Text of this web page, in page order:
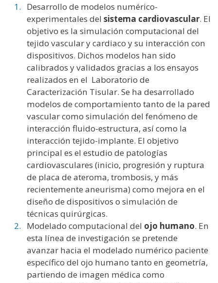
Desarrollo de modelos numérico-
experimentales del sistema cardiovascular. El
objetivo es la simulación computacional del
tejido vascular y cardiaco y su interacción con
dispositivos. Dichos modelos han sido
calibrados y validados gracias a los ensayos
realizados en el Laboratorio de
Caracterización Tisular. Se ha desarrollado
modelos de comportamiento tanto de la pared
vascular como simulación del fenómeno de
interacción fluido-estructura, así como la
interacción tejido-implante. El objetivo
principal es el estudio de patologías
cardiovasculares (inicio, progresión y ruptura
de placa de ateroma, trombosis, y más
recientemente aneurisma) como mejora en el
diseño de dispositivos o simulación de
técnicas quirúrgicas.
Modelado computacional del ojo humano. En
esta línea de investigación se pretende
avanzar hacia el modelado numérico paciente
específico del ojo humano tanto en geometría,
partiendo de imagen médica como